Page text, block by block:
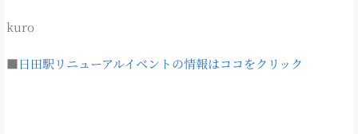
kuro
■日田駅リニューアルイベントの情報はココをクリック